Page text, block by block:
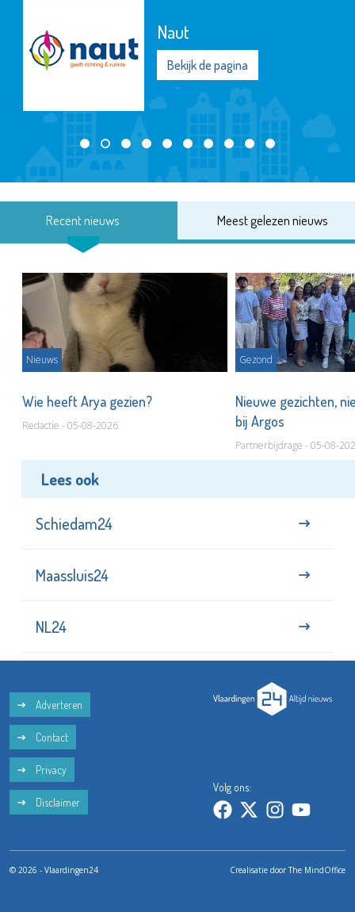
Naut
Bekijk de pagina
Recent nieuws Meest gelezen nieuws
Nieuws
Wie heeft Arya gezien?
Redactie - 05-08-2026
Gezond
Nieuwe gezichten,
bij Argos
Partnerbijdrage - 05-08-
Lees ook
Schiedam24
Maassluis24
NL24
Adverteren
Contact
Privacy
Disclaimer
Volg ons:
© 2026 - Vlaardingen24 Crealisatie doorThe MindOffice